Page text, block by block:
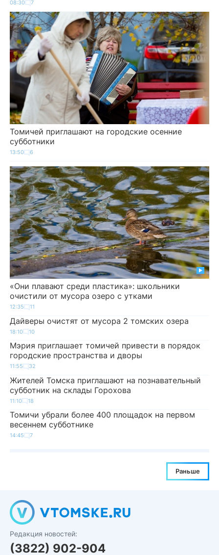
08:30 7
Томичей приглашают на городские осенние
субботники
13:50 6
«Они плавают среди пластика»: школьники
очистили от мусора озеро с утками
12:35 11
Дайверы очистят от мусора 2 томских озера
18:10 10
Мэрия приглашает томичей привести в порядок
городские пространства и дворы
11:55 32
Жителей Томска приглашают на познавательный
субботник на склады Горохова
11:10 18
Томичи убрали более 400 площадок на первом
весеннем субботнике
14:45 7
Раньше
Редакция новостей:
(3822) 902-904